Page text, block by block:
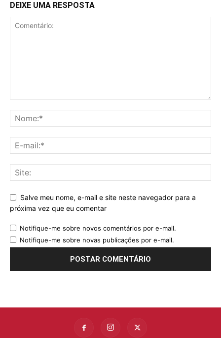
DEIXE UMA RESPOSTA
Salve meu nome, e-mail e site neste navegador para a
próxima vez que eu comentar
Notifique-me sobre novos comentários por e-mail.
Notifique-me sobre novas publicações por e-mail.